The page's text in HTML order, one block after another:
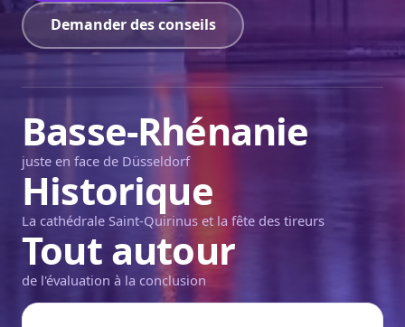
Demander des conseils
Basse-Rhénanie
juste en face de Düsseldorf
Historique
La cathédrale Saint-Quirinus et la fête des tireurs
Tout autour
de l'évaluation à la conclusion